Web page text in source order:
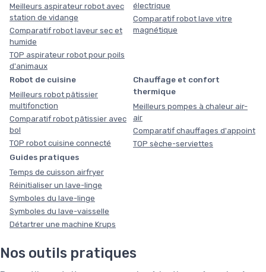
Meilleurs aspirateur robot avec
station de vidange
Comparatif robot laveur sec et
humide
TOP aspirateur robot pour poils
d'animaux
électrique
Comparatif robot lave vitre
magnétique
Robot de cuisine
Meilleurs robot pâtissier
multifonction
Comparatif robot pâtissier avec
bol
TOP robot cuisine connecté
Chauffage et confort
thermique
Meilleurs pompes à chaleur air-
air
Comparatif chauffages d'appoint
TOP sèche-serviettes
Guides pratiques
Temps de cuisson airfryer
Réinitialiser un lave-linge
Symboles du lave-linge
Symboles du lave-vaisselle
Détartrer une machine Krups
Nos outils pratiques